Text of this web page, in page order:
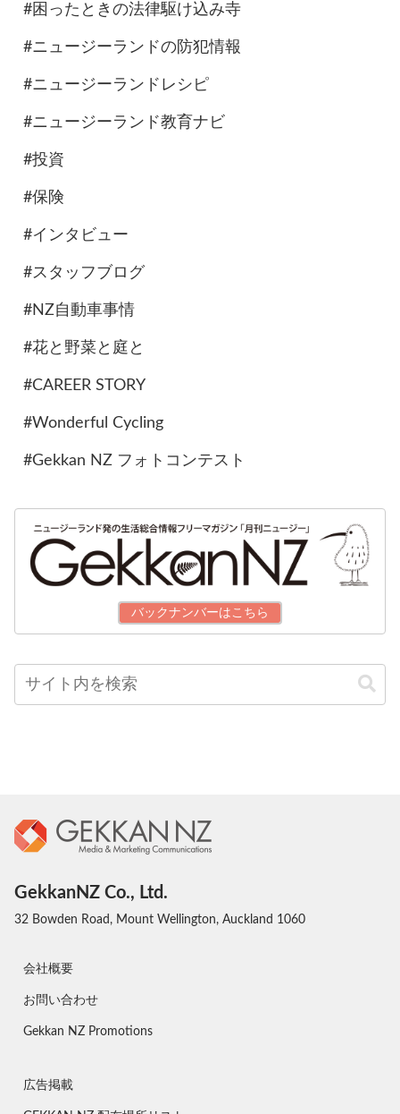
#困ったときの法律駆け込み寺
#ニュージーランドの防犯情報
#ニュージーランドレシピ
#ニュージーランド教育ナビ
#投資
#保険
#インタビュー
#スタッフブログ
#NZ自動車事情
#花と野菜と庭と
#CAREER STORY
#Wonderful Cycling
#Gekkan NZ フォトコンテスト
バックナンバーはこちら
GekkanNZ Co., Ltd.
32 Bowden Road, Mount Wellington, Auckland 1060
会社概要
お問い合わせ
Gekkan NZ Promotions
広告掲載